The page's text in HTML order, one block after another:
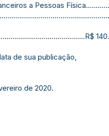
a Pessoas
de sua publicação,
de 2020.